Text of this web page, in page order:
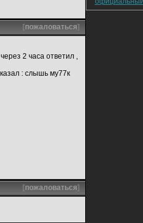
[пожаловаться]
2 часа ответил ,
: слышь му77к
[пожаловаться]